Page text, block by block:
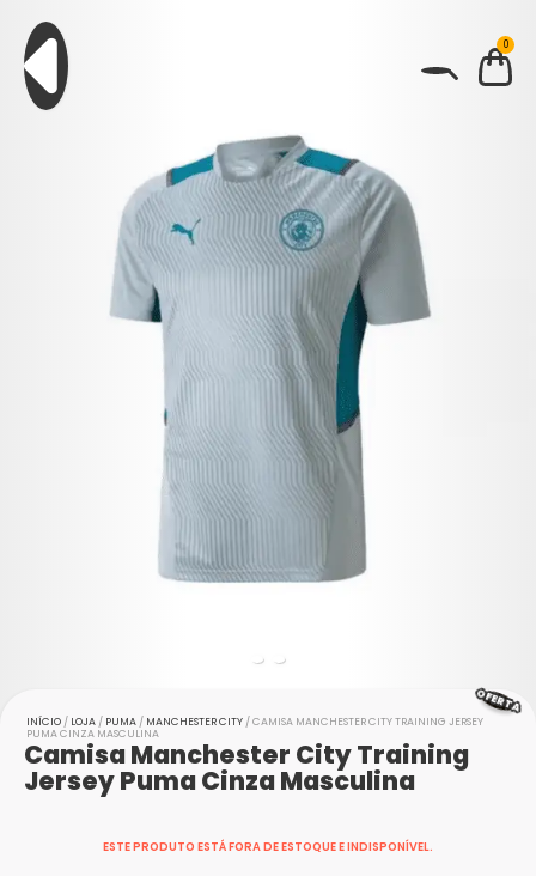
0
OFERTA
INÍCIO / LOJA / PUMA / MANCHESTER CITY / CAMISA MANCHESTER CITY TRAINING JERSEY
PUMA CINZA MASCULINA
Camisa Manchester City Training
Jersey Puma Cinza Masculina
ESTE PRODUTO ESTÁ FORA DE ESTOQUE E INDISPONÍVEL.